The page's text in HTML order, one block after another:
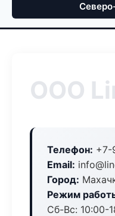
ООО
Телефон: +7-
Email:
Город:
Режим
Сб-Вс: 10:00-